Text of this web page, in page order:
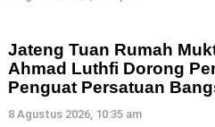
Jateng Tuan Rumah
Ahmad Luthfi Dorong
Penguat Persatuan
8 Agustus 2026, 10:35 am